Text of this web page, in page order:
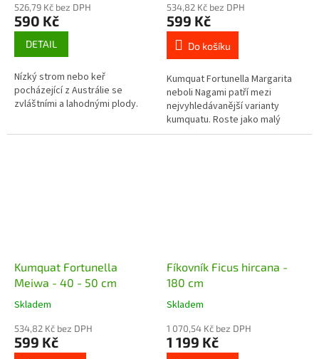
526,79 Kč bez DPH
590 Kč
DETAIL
Nízký strom nebo keř
pocházející z Austrálie se
zvláštními a lahodnými plody.
534,82 Kč bez DPH
599 Kč
Do košíku
Kumquat Fortunella Margarita
neboli Nagami patří mezi
nejvyhledávanější varianty
kumquatu. Roste jako malý
stromek nebo keř, je
Kumquat Fortunella
Meiwa - 40 - 50 cm
Skladem
534,82 Kč bez DPH
599 Kč
Fíkovník Ficus hircana -
180 cm
Skladem
1 070,54 Kč bez DPH
1 199 Kč